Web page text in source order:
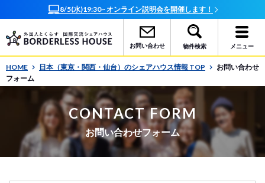
8/5(水)19:30~ オンライン説明会を開催します！
お問い合わせ 物件検索 メニュー
HOME 日本（東京・関西・仙台）のシェアハウス情報 TOP
お問い合わせ
フォーム
CONTACT FORM
お問い合わせフォーム